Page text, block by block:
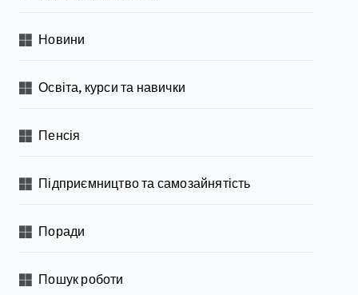
Новини
Освіта, курси та навички
Пенсія
Підприємництво та самозайнятість
Поради
Пошук роботи